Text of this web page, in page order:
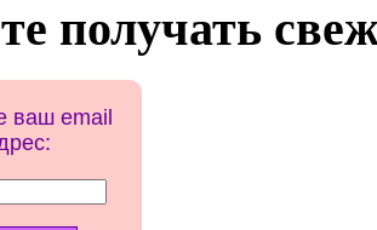
получать
ваш email